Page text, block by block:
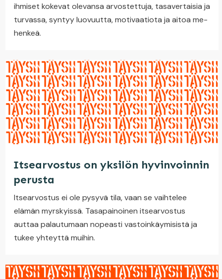
ihmiset kokevat olevansa arvostettuja, tasavertaisia ja
turvassa, syntyy luovuutta, motivaatiota ja aitoa me-
henkeä.
Itsearvostus on yksilön hyvinvoinnin
perusta
Itsearvostus ei ole pysyvä tila, vaan se vaihtelee
elämän myrskyissä. Tasapainoinen itsearvostus
auttaa palautumaan nopeasti vastoinkäymisistä ja
tukee yhteyttä muihin.